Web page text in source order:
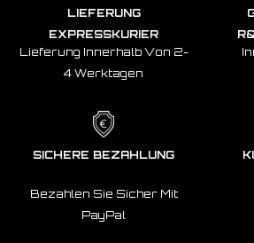
LIEFERUNG
EXPRESSKURIER
Lieferung Innerhalb Von 2-
4 Werktagen
SICHERE BEZAHLUNG
Bezahlen Sie Sicher Mit
PayPal